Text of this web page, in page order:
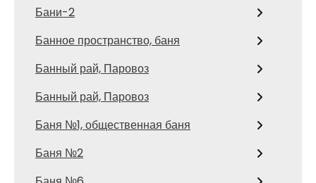
Бани-2
Банное пространство, баня
Банный рай, Паровоз
Банный рай, Паровоз
Баня №1, общественная баня
Баня №2